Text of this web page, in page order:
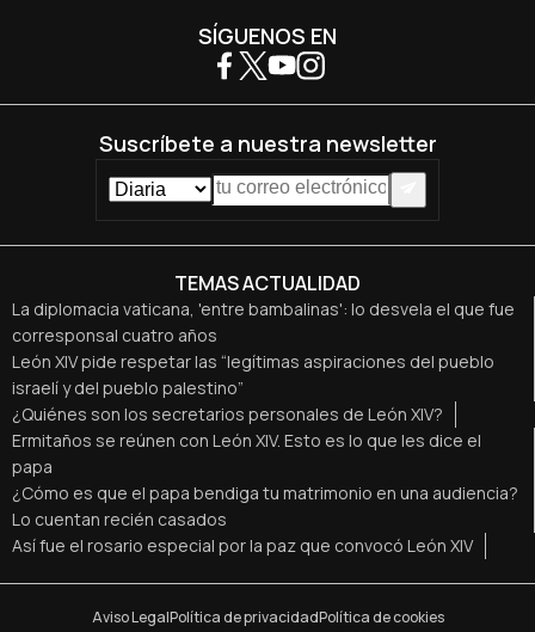
TEMAS ACTUALIDAD
La diplomacia vaticana, 'entre bambalinas': lo desvela el que fue
corresponsal cuatro años
León XIV pide respetar las “legítimas aspiraciones del pueblo
israelí y del pueblo palestino”
¿Quiénes son los secretarios personales de León XIV?
Ermitaños se reúnen con León XIV. Esto es lo que les dice el
papa
¿Cómo es que el papa bendiga tu matrimonio en una audiencia?
Lo cuentan recién casados
Así fue el rosario especial por la paz que convocó León XIV
SÍGUENOS EN
Suscríbete a nuestra newsletter
Aviso LegalPolítica de privacidadPolítica de cookies